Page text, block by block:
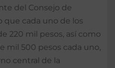
del Consejo de
que cada uno de los
220 mil pesos, así como
mil 500 pesos cada uno,
central de la